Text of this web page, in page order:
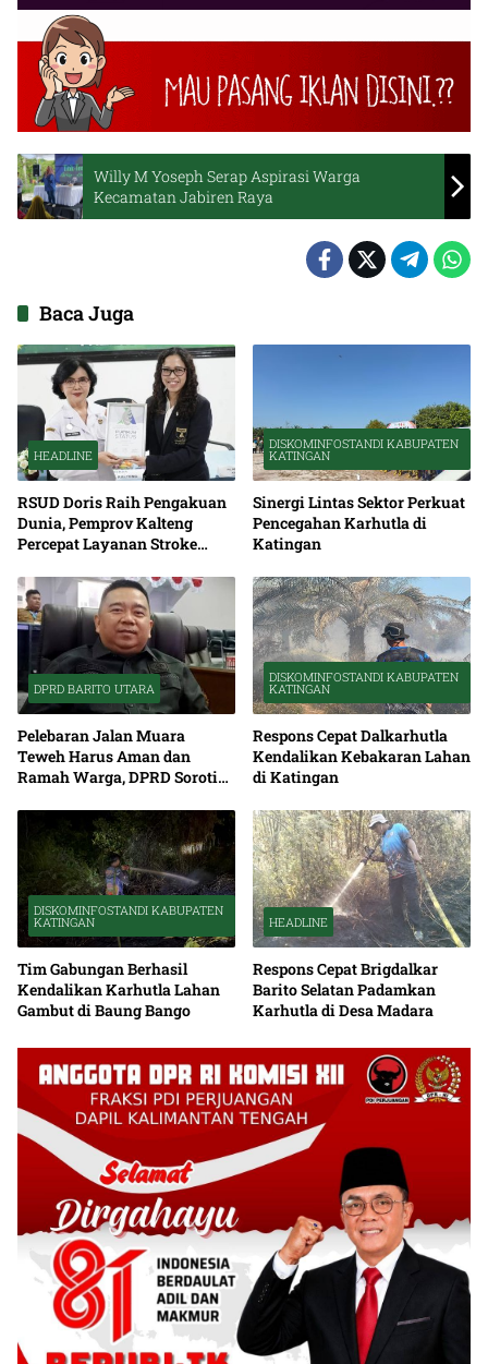
Willy M Yoseph Serap Aspirasi Warga
Kecamatan Jabiren Raya
Baca Juga
HEADLINE
RSUD Doris Raih Pengakuan
Dunia, Pemprov Kalteng
Percepat Layanan Stroke
DISKOMINFOSTANDI KABUPATEN
KATINGAN
Sinergi Lintas Sektor Perkuat
Pencegahan Karhutla di
Katingan
DPRD BARITO UTARA
Pelebaran Jalan Muara
Teweh Harus Aman dan
Ramah Warga, DPRD Soroti
DISKOMINFOSTANDI KABUPATEN
KATINGAN
Respons Cepat Dalkarhutla
Kendalikan Kebakaran Lahan
di Katingan
DISKOMINFOSTANDI KABUPATEN
KATINGAN
Tim Gabungan Berhasil
Kendalikan Karhutla Lahan
Gambut di Baung Bango
HEADLINE
Respons Cepat Brigdalkar
Barito Selatan Padamkan
Karhutla di Desa Madara